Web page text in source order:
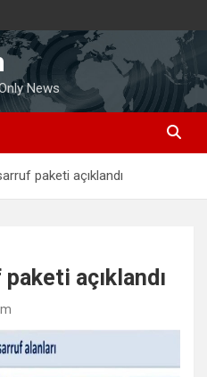
News
paketi açıklandı
açıklandı